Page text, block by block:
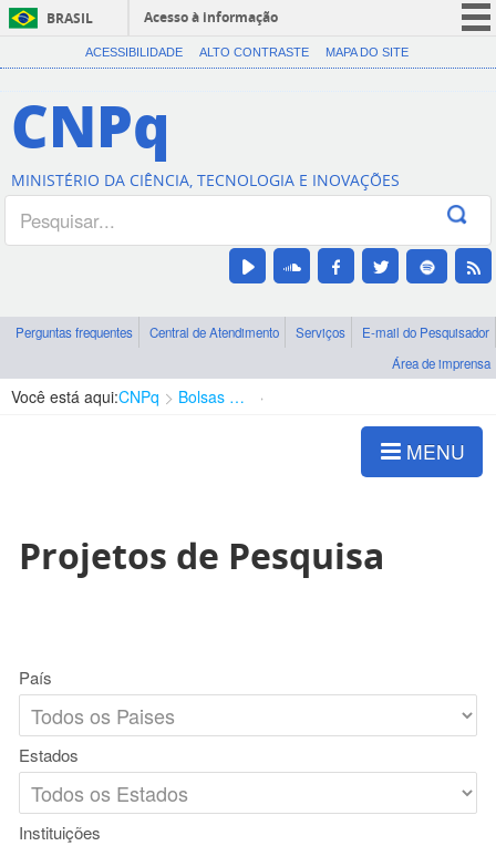
BRASIL
Acesso à informação
CORONAVÍRUS (COVID-19)
Canais
ACESSIBILIDADE ALTO CONTRASTE MAPA DO SITE
CNPq
MINISTÉRIO DA CIÊNCIA, TECNOLOGIA E INOVAÇÕES
Perguntas frequentes Central de Atendimento Serviços
E-mail do Pesquisador
Área de imprensa
Você está aqui:CNPq Bolsas e Auxílios Vigentes
MENU
Projetos de Pesquisa
País
Estados
Instituições